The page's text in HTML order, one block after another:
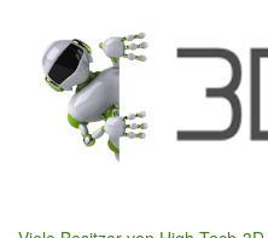
content